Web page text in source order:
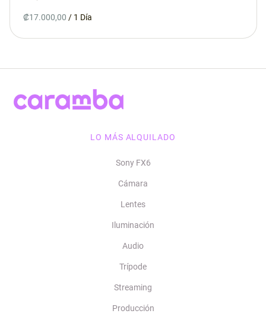
/
LO MÁS ALQUILADO
Sony FX6
Cámara
Lentes
Iluminación
Audio
Trípode
Streaming
Producción